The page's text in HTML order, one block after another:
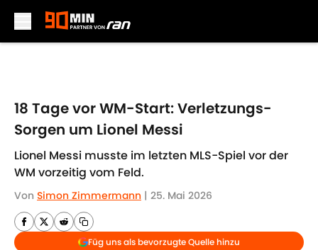
18 Tage vor WM-Start: Verletzungs-
Sorgen um Lionel Messi
Lionel Messi musste im letzten MLS-Spiel vor der
WM vorzeitig vom Feld.
Von Simon Zimmermann | 25. Mai 2026
Füg uns als bevorzugte Quelle hinzu